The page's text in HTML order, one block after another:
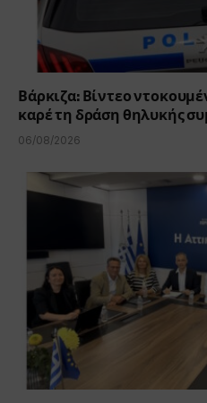
Βάρκιζα: Βίντεο
καρέ τη δράση θηλυκής
06/08/2026